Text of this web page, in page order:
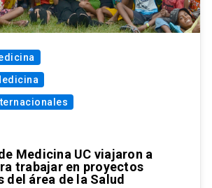
Medicina UC viajaron a
trabajar en proyectos
área de la Salud